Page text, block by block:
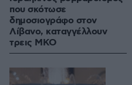
που σκότωσε
δημοσιογράφο στον
Λίβανο, καταγγέλλουν
τρεις ΜΚΟ